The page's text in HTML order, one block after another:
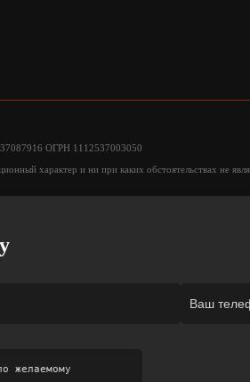
ОГРН 1112537003050
характер и ни при каких обстоятельствах не